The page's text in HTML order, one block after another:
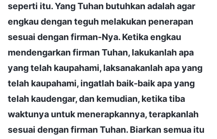
seperti itu. Yang Tuhan butuhkan adalah agar
engkau dengan teguh melakukan penerapan
sesuai dengan firman-Nya. Ketika engkau
mendengarkan firman Tuhan, lakukanlah apa
yang telah kaupahami, laksanakanlah apa yang
telah kaupahami, ingatlah baik-baik apa yang
telah kaudengar, dan kemudian, ketika tiba
waktunya untuk menerapkannya, terapkanlah
sesuai dengan firman Tuhan. Biarkan semua itu